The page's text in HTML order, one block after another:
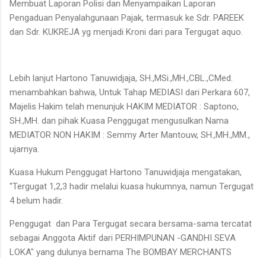
Membuat Laporan Polisi dan Menyampaikan Laporan
Pengaduan Penyalahgunaan Pajak, termasuk ke Sdr. PAREEK
dan Sdr. KUKREJA yg menjadi Kroni dari para Tergugat aquo.
Lebih lanjut Hartono Tanuwidjaja, SH.,MSi.,MH.,CBL.,CMed.
menambahkan bahwa, Untuk Tahap MEDIASI dari Perkara 607,
Majelis Hakim telah menunjuk HAKIM MEDIATOR : Saptono,
SH.,MH. dan pihak Kuasa Penggugat mengusulkan Nama
MEDIATOR NON HAKIM : Semmy Arter Mantouw, SH.,MH.,MM.,
ujarnya.
Kuasa Hukum Penggugat Hartono Tanuwidjaja mengatakan,
"Tergugat 1,2,3 hadir melalui kuasa hukumnya, namun Tergugat
4 belum hadir.
Penggugat dan Para Tergugat secara bersama-sama tercatat
sebagai Anggota Aktif dari PERHIMPUNAN -GANDHI SEVA
LOKA" yang dulunya bernama The BOMBAY MERCHANTS